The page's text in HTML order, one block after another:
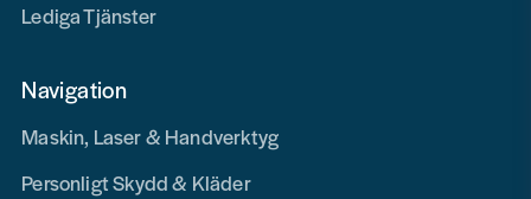
Lediga Tjänster
Navigation
Maskin, Laser & Handverktyg
Personligt Skydd & Kläder